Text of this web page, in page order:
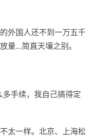
外国人还不到一万五千
量…简直天壤之别。
手续，我自己搞得定
太一样。北京、上海松